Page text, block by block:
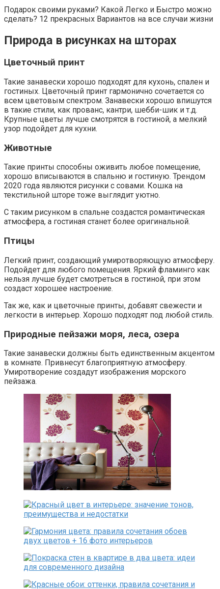
Подарок своими руками? Какой Легко и Быстро можно
сделать? 12 прекрасных Вариантов на все случаи жизни
Природа в рисунках на шторах
Цветочный принт
Такие занавески хорошо подходят для кухонь, спален и
гостиных. Цветочный принт гармонично сочетается со
всем цветовым спектром. Занавески хорошо впишутся
в такие стили, как прованс, кантри, шебби-шик и т.д.
Крупные цветы лучше смотрятся в гостиной, а мелкий
узор подойдет для кухни.
Животные
Такие принты способны оживить любое помещение,
хорошо вписываются в спальню и гостиную. Трендом
2020 года являются рисунки с совами. Кошка на
текстильной шторе тоже выглядит уютно.
С таким рисунком в спальне создастся романтическая
атмосфера, а гостиная станет более оригинальной.
Птицы
Легкий принт, создающий умиротворяющую атмосферу.
Подойдет для любого помещения. Яркий фламинго как
нельзя лучше будет смотреться в гостиной, при этом
создаст хорошее настроение.
Так же, как и цветочные принты, добавят свежести и
легкости в интерьер. Хорошо подходят под любой стиль.
Природные пейзажи моря, леса, озера
Такие занавески должны быть единственным акцентом
в комнате. Привнесут благоприятную атмосферу.
Умиротворение создадут изображения морского
пейзажа.